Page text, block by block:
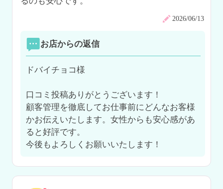
2026/06/13
お店からの返信
ドバイチョコ様
口コミ投稿ありがとうございます！
顧客管理を徹底してお仕事前にどんなお客様
かお伝えいたします。女性からも安心感があ
ると好評です。
今後もよろしくお願いいたします！